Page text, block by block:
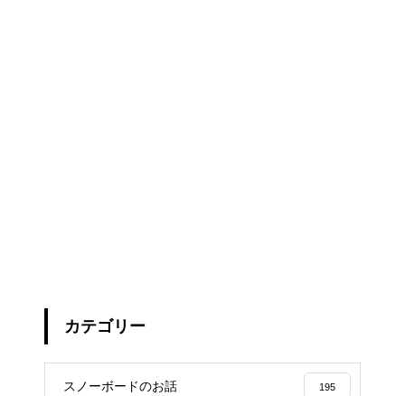
カテゴリー
スノーボードのお話 195